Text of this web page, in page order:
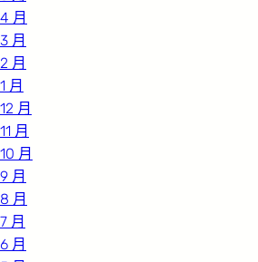
月
月
月
月
月
月
月
月
月
月
月